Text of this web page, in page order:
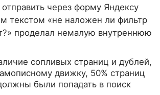
через форму Яндексу
текстом «не наложен ли фильтр
проделал немалую внутреннюю
сопливых страниц и дублей,
движку, 50% страниц
были попадать в поиск